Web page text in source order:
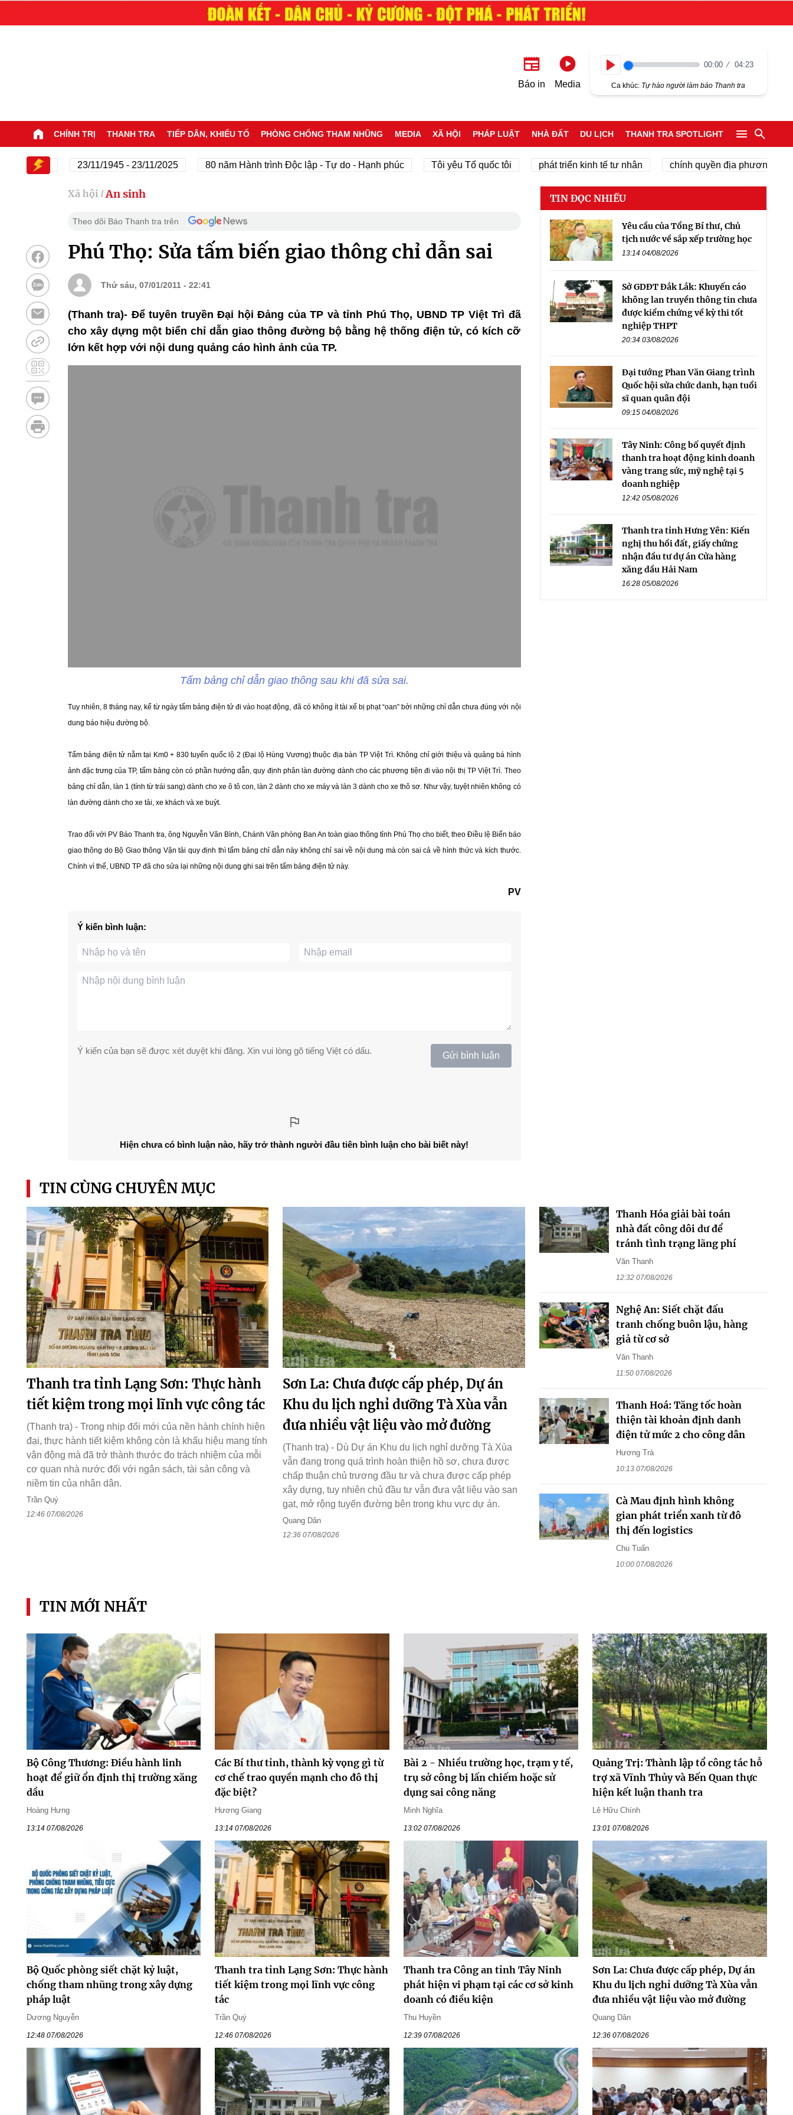
Báo in Media
00:00 04:23
Ca khúc: Tự hào người làm báo Thanh tra
CHÍNH TRỊ THANH TRA TIẾP DÂN, KHIẾU TỐ PHÒNG CHỐNG THAM NHŨNG MEDIA XÃ HỘI PHÁP LUẬT NHÀ ĐẤT DU LỊCH THANH TRA SPOTLIGHT
23/11/1945 - 23/11/2025 80 năm Hành trình Độc lập - Tự do - Hạnh phúc Tôi yêu Tổ quốc tôi phát triển kinh tế tư nhân chính quyền địa phương 2 cấp
Xã hội / An sinh
Theo dõi Báo Thanh tra trên
Phú Thọ: Sửa tấm biến giao thông chỉ dẫn sai
Thứ sáu, 07/01/2011 - 22:41
(Thanh tra)- Để tuyên truyền Đại hội Đảng của TP và tỉnh Phú Thọ, UBND TP Việt Trì đã
cho xây dựng một biển chỉ dẫn giao thông đường bộ bằng hệ thống điện tử, có kích cỡ
lớn kết hợp với nội dung quảng cáo hình ảnh của TP.
Tấm bảng chỉ dẫn giao thông sau khi đã sửa sai.
Tuy nhiên, 8 tháng nay, kể từ ngày tấm bảng điện tử đi vào hoạt động, đã có không ít tài xế bị phạt “oan” bởi những chỉ dẫn chưa đúng với nội
dung báo hiệu đường bộ.
Tấm bảng điện tử nằm tại Km0 + 830 tuyến quốc lộ 2 (Đại lộ Hùng Vương) thuộc địa bàn TP Việt Trì. Không chỉ giới thiệu và quảng bá hình
ảnh đặc trưng của TP, tấm bảng còn có phần hướng dẫn, quy định phân làn đường dành cho các phương tiện đi vào nội thị TP Việt Trì. Theo
bảng chỉ dẫn, làn 1 (tính từ trái sang) dành cho xe ô tô con, làn 2 dành cho xe máy và làn 3 dành cho xe thô sơ. Như vậy, tuyệt nhiên không có
làn đường dành cho xe tải, xe khách và xe buýt.
Trao đổi với PV Báo Thanh tra, ông Nguyễn Văn Bình, Chánh Văn phòng Ban An toàn giao thông tỉnh Phú Thọ cho biết, theo Điều lệ Biển báo
giao thông do Bộ Giao thông Vận tải quy định thì tấm bảng chỉ dẫn này không chỉ sai về nội dung mà còn sai cả về hình thức và kích thước.
Chính vì thế, UBND TP đã cho sửa lại những nội dung ghi sai trên tấm bảng điện tử này.
PV
Ý kiến bình luận:
Ý kiến của bạn sẽ được xét duyệt khi đăng. Xin vui lòng gõ tiếng Việt có dấu. Gửi bình luận
Hiện chưa có bình luận nào, hãy trở thành người đầu tiên bình luận cho bài biết này!
TIN ĐỌC NHIỀU
Yêu cầu của Tổng Bí thư, Chủ
tịch nước về sắp xếp trường học
13:14 04/08/2026
Sở GDĐT Đắk Lắk: Khuyến cáo
không lan truyền thông tin chưa
được kiểm chứng về kỳ thi tốt
nghiệp THPT
20:34 03/08/2026
Đại tướng Phan Văn Giang trình
Quốc hội sửa chức danh, hạn tuổi
sĩ quan quân đội
09:15 04/08/2026
Tây Ninh: Công bố quyết định
thanh tra hoạt động kinh doanh
vàng trang sức, mỹ nghệ tại 5
doanh nghiệp
12:42 05/08/2026
Thanh tra tỉnh Hưng Yên: Kiến
nghị thu hồi đất, giấy chứng
nhận đầu tư dự án Cửa hàng
xăng dầu Hải Nam
16:28 05/08/2026
TIN CÙNG CHUYÊN MỤC
Thanh tra tỉnh Lạng Sơn: Thực hành
tiết kiệm trong mọi lĩnh vực công tác
(Thanh tra) - Trong nhịp đổi mới của nền hành chính hiện
đại, thực hành tiết kiệm không còn là khẩu hiệu mang tính
vận động mà đã trở thành thước đo trách nhiệm của mỗi
cơ quan nhà nước đối với ngân sách, tài sản công và
niềm tin của nhân dân.
Trần Quý
12:46 07/08/2026
Sơn La: Chưa được cấp phép, Dự án
Khu du lịch nghỉ dưỡng Tà Xùa vẫn
đưa nhiều vật liệu vào mở đường
(Thanh tra) - Dù Dự án Khu du lịch nghỉ dưỡng Tà Xùa
vẫn đang trong quá trình hoàn thiện hồ sơ, chưa được
chấp thuận chủ trương đầu tư và chưa được cấp phép
xây dựng, tuy nhiên chủ đầu tư vẫn đưa vật liệu vào san
gạt, mở rộng tuyến đường bên trong khu vực dự án.
Quang Dân
12:36 07/08/2026
Thanh Hóa giải bài toán
nhà đất công dôi dư để
tránh tình trạng lãng phí
Văn Thanh
12:32 07/08/2026
Nghệ An: Siết chặt đấu
tranh chống buôn lậu, hàng
giả từ cơ sở
Văn Thanh
11:50 07/08/2026
Thanh Hoá: Tăng tốc hoàn
thiện tài khoản định danh
điện tử mức 2 cho công dân
Hương Trà
10:13 07/08/2026
Cà Mau định hình không
gian phát triển xanh từ đô
thị đến logistics
Chu Tuấn
10:00 07/08/2026
TIN MỚI NHẤT
Bộ Công Thương: Điều hành linh
hoạt để giữ ổn định thị trường xăng
dầu
Hoàng Hưng
13:14 07/08/2026
Các Bí thư tỉnh, thành kỳ vọng gì từ
cơ chế trao quyền mạnh cho đô thị
đặc biệt?
Hương Giang
13:14 07/08/2026
Bài 2 - Nhiều trường học, trạm y tế,
trụ sở công bị lấn chiếm hoặc sử
dụng sai công năng
Minh Nghĩa
13:02 07/08/2026
Quảng Trị: Thành lập tổ công tác hỗ
trợ xã Vĩnh Thủy và Bến Quan thực
hiện kết luận thanh tra
Lê Hữu Chính
13:01 07/08/2026
Bộ Quốc phòng siết chặt kỷ luật,
chống tham nhũng trong xây dựng
pháp luật
Dương Nguyễn
12:48 07/08/2026
Thanh tra tỉnh Lạng Sơn: Thực hành
tiết kiệm trong mọi lĩnh vực công
tác
Trần Quý
12:46 07/08/2026
Thanh tra Công an tỉnh Tây Ninh
phát hiện vi phạm tại các cơ sở kinh
doanh có điều kiện
Thu Huyền
12:39 07/08/2026
Sơn La: Chưa được cấp phép, Dự án
Khu du lịch nghỉ dưỡng Tà Xùa vẫn
đưa nhiều vật liệu vào mở đường
Quang Dân
12:36 07/08/2026